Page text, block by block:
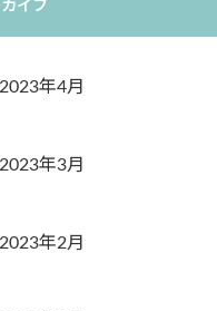
イブ
2023年4月
2023年3月
2023年2月